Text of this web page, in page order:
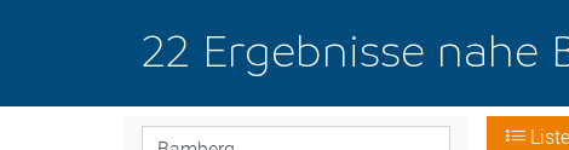
22 Ergebnisse nahe
Liste